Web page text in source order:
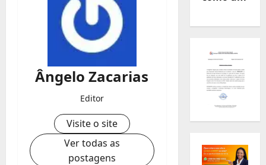
Ângelo Zacarias
Editor
Visite o site
Ver todas as
postagens